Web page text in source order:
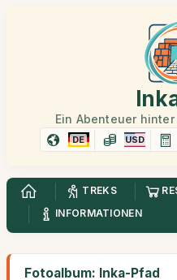
Ein Abenteuer
DE USD
TREKS
INFORMATIONEN
Fotoalbum: Inka-Pfad